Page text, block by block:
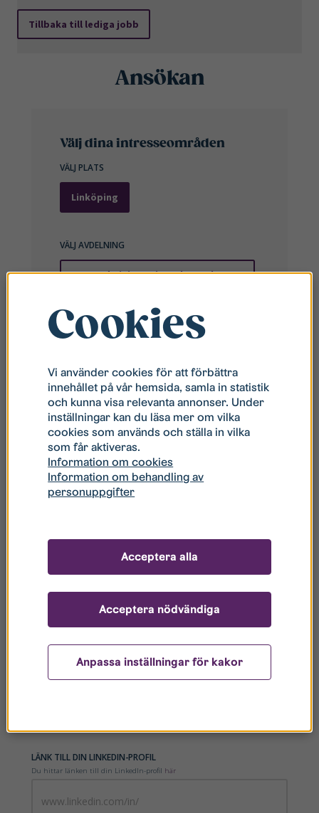
Cookies
Vi använder cookies för att förbättra
innehållet på vår hemsida, samla in statistik
och kunna visa relevanta annonser. Under
inställningar kan du läsa mer om vilka
cookies som används och ställa in vilka
som får aktiveras.
Information om cookies
Information om behandling av
personuppgifter
Anpassa inställningar för kakor
Acceptera nödvändiga
Acceptera alla